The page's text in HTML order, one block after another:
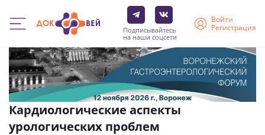
Перейти
основному
содержанию
Подписывайтесь
на наши соцсети
Войти
Регистрация
Кардиологические аспекты
урологических проблем